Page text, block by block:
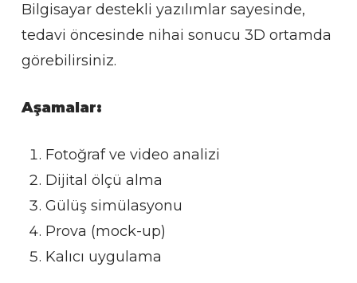
Bilgisayar destekli yazılımlar sayesinde,
tedavi öncesinde nihai sonucu 3D ortamda
görebilirsiniz.
Aşamalar:
Fotoğraf ve video analizi
Dijital ölçü alma
Gülüş simülasyonu
Prova (mock-up)
Kalıcı uygulama